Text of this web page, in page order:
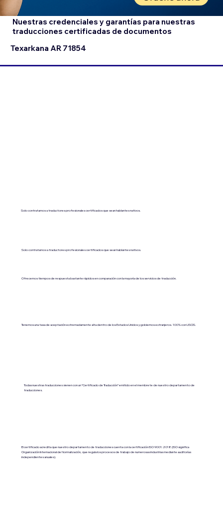
Nuestras credenciales y garantías para nuestras
traducciones certificadas de documentos
Texarkana AR 71854
Solo contratamos a traductores profesionales certificados que sean hablantes nativos.
Solo contratamos a traductores profesionales certificados que sean hablantes nativos.
Ofrecemos tiempos de respuesta bastante rápidos en comparación con la mayoría de los servicios de traducción.
Tenemos una tasa de aceptación extremadamente alta dentro de los Estados Unidos y gobiernos extranjeros. 100% con USCIS.
Todas nuestras traducciones vienen con un “Certificado de Traducción” emitido en el membrete de nuestro departamento de
traducciones.
El certificado acredita que nuestro departamento de traducciones cuenta con la certificación ISO 9001:2018 (ISO significa
Organización Internacional de Normalización, que regula los procesos de trabajo de numerosas industrias mediante auditorías
independientes anuales).